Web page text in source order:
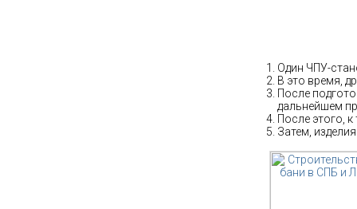
Один ЧПУ-
В это время,
После
дальнейшем
После этого,
Затем,